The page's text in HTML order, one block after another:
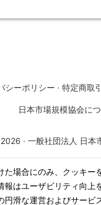
場合にのみ、クッキ
はユーザビリティ向上
滑な運営およびサービ
シーポリシー · 特定商取
日本市場規模協会に
2026 · 一般社団法人 日本